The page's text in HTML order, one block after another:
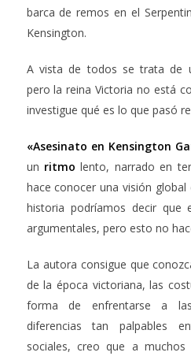
barca de remos en el
Kensington.
A vista de todos se trata de
pero la reina Victoria no está
investigue qué es lo que pasó
«Asesinato en Kensington
un ritmo lento, narrado en
hace conocer una visión
historia podríamos decir que
argumentales, pero esto no
La autora consigue que
de la época victoriana, las
forma de enfrentarse a
diferencias tan palpables
sociales, creo que a